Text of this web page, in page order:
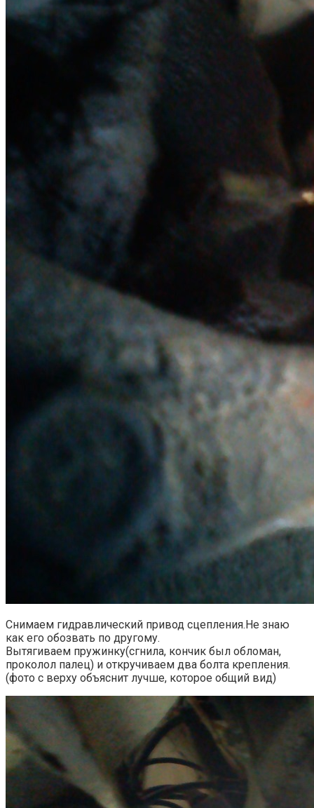
Снимаем гидравлический привод сцепления.Не знаю
как его обозвать по другому.
Вытягиваем пружинку(сгнила, кончик был обломан,
проколол палец) и откручиваем два болта крепления.
(фото с верху объяснит лучше, которое общий вид)